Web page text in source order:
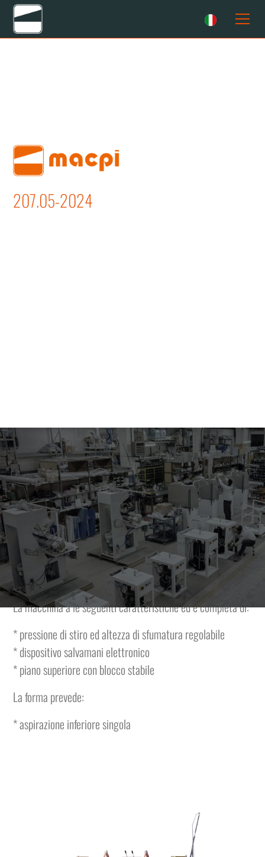
207.05-2024
207.05-2024
APERTURA CUCITURE FIANCHI E CENTRO SCHIENA PER GIACCHE
E CAPPOTTI UOMO
Macchina da stiro elettropneumatica con forme riscaldate a
vapore, piano superiore mobile e vaporizzante montato su
braccio comandato a pedale e piano inferiore fisso.
La macchina a le seguenti caratteristiche ed è completa di:
* pressione di stiro ed altezza di sfumatura regolabile
* dispositivo salvamani elettronico
* piano superiore con blocco stabile
La forma prevede:
* aspirazione inferiore singola